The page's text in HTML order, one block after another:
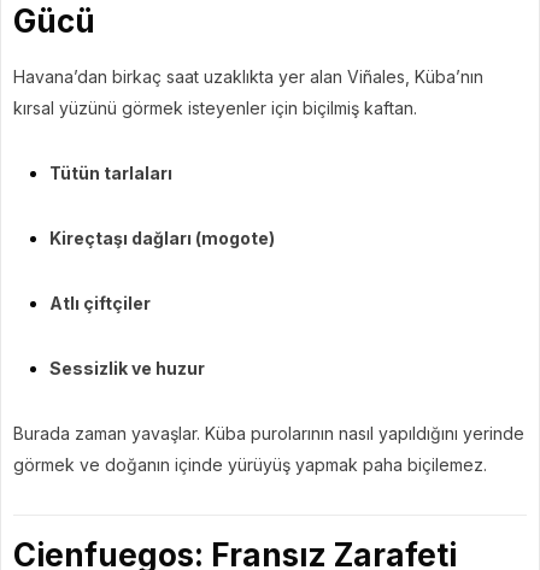
Gücü
Havana’dan birkaç saat uzaklıkta yer alan Viñales, Küba’nın
kırsal yüzünü görmek isteyenler için biçilmiş kaftan.
Tütün tarlaları
Kireçtaşı dağları (mogote)
Atlı çiftçiler
Sessizlik ve huzur
Burada zaman yavaşlar. Küba purolarının nasıl yapıldığını yerinde
görmek ve doğanın içinde yürüyüş yapmak paha biçilemez.
Cienfuegos: Fransız Zarafeti